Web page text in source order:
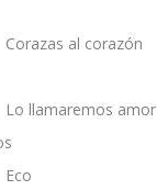
Corazas al corazón
Lo llamaremos amor
Eco